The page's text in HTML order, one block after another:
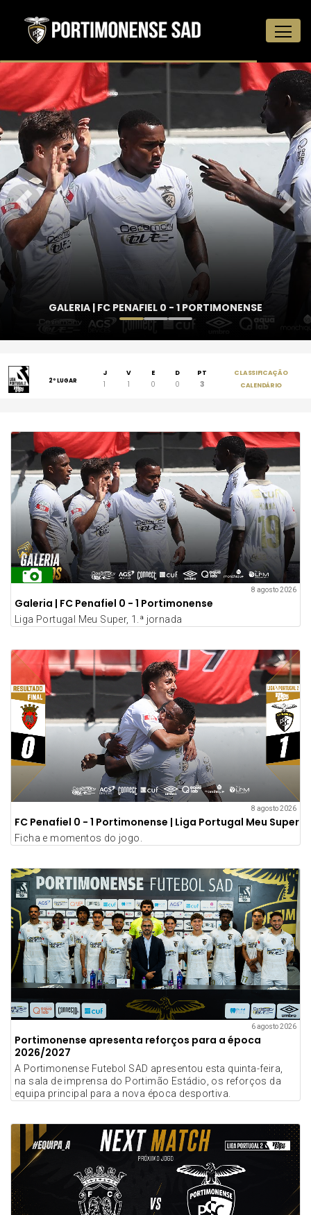
2º LUGAR
J V E D PT
1 1 0 0 3
CLASSIFICAÇÃO
CALENDÁRIO
8 agosto 2026
Galeria | FC Penafiel 0 - 1 Portimonense
Liga Portugal Meu Super, 1.ª jornada
8 agosto 2026
FC Penafiel 0 - 1 Portimonense | Liga Portugal Meu Super
Ficha e momentos do jogo.
6 agosto 2026
Portimonense apresenta reforços para a época
2026/2027
A Portimonense Futebol SAD apresentou esta quinta-feira,
na sala de imprensa do Portimão Estádio, os reforços da
equipa principal para a nova época desportiva.